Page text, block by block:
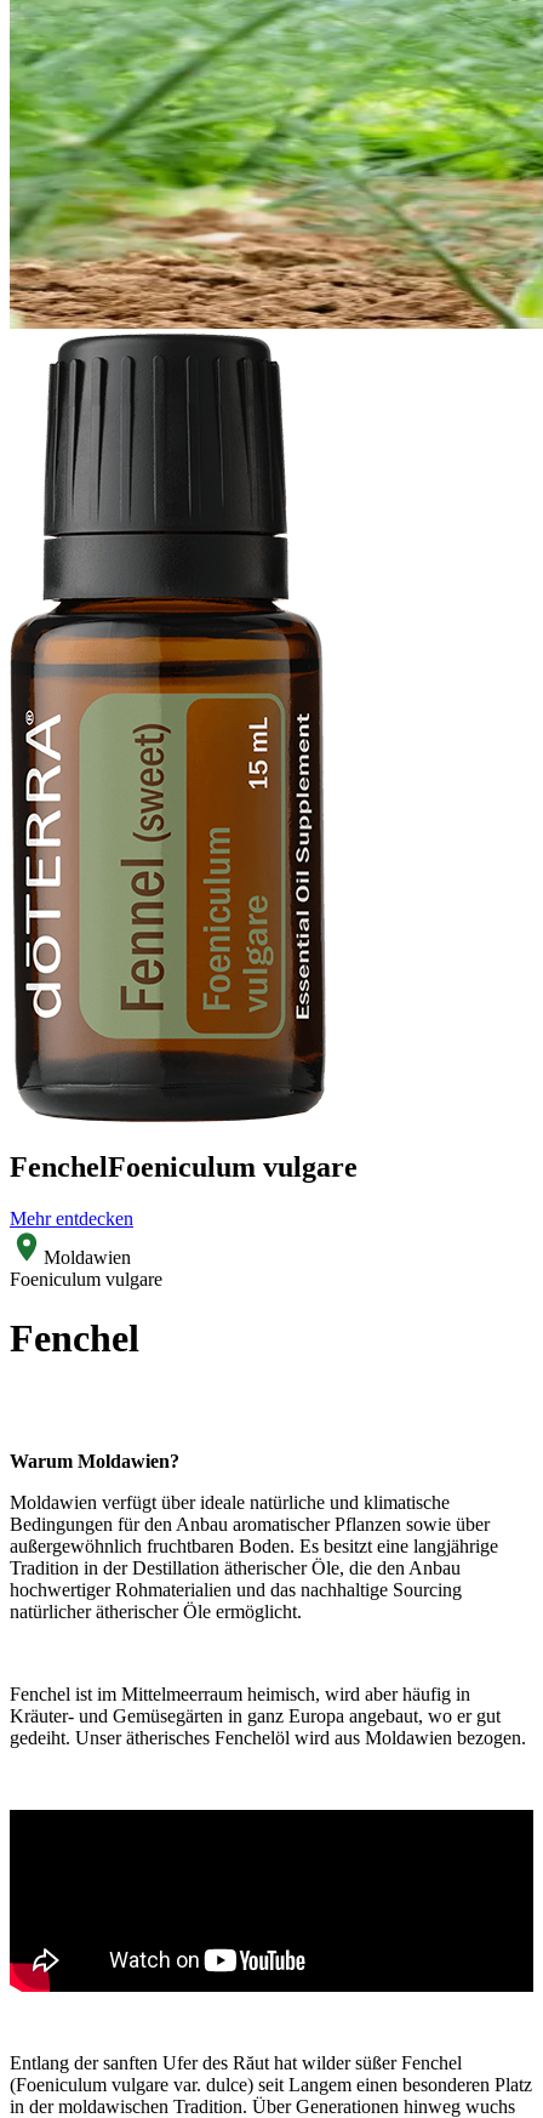
FenchelFoeniculum vulgare
Mehr entdecken
Moldawien
Foeniculum vulgare
Fenchel
Warum Moldawien?
Moldawien verfügt über ideale natürliche und klimatische
Bedingungen für den Anbau aromatischer Pflanzen sowie über
außergewöhnlich fruchtbaren Boden. Es besitzt eine langjährige
Tradition in der Destillation ätherischer Öle, die den Anbau
hochwertiger Rohmaterialien und das nachhaltige Sourcing
natürlicher ätherischer Öle ermöglicht.
Fenchel ist im Mittelmeerraum heimisch, wird aber häufig in
Kräuter- und Gemüsegärten in ganz Europa angebaut, wo er gut
gedeiht. Unser ätherisches Fenchelöl wird aus Moldawien bezogen.
Entlang der sanften Ufer des Răut hat wilder süßer Fenchel
(Foeniculum vulgare var. dulce) seit Langem einen besonderen Platz
in der moldawischen Tradition. Über Generationen hinweg wuchs